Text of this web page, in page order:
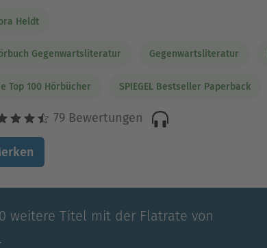
Heldt
Gegenwartsliteratur Gegenwartsliteratur
Top 100 Hörbücher SPIEGEL Bestseller Paperback
79 Bewertungen
weitere Titel mit der Flatrate von